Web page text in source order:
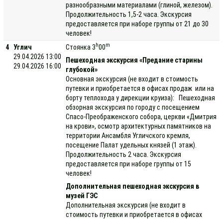
разнообразными материалами (глиной, железом).
Продолжительность 1,5-2 часа. Экскурсия
предоставляется при наборе группы от 21 до 30
человек!
4 Углич
29.04.2026 13:00
29.04.2026 16:00
Стоянка 3 h00m
Пешеходная экскурсия «Предание старины
глубокой»
Основная экскурсия (не входит в стоимость
путевки и приобретается в офисах продаж или на
борту теплохода у дирекции круиза): Пешеходная
обзорная экскурсия по городу с посещением
Спасо-Преображенского собора, церкви «Дмитрия
на крови», осмотр архитектурных памятников на
территории Ансамбля Угличского кремля,
посещение Палат удельных князей (1 этаж).
Продолжительность 2 часа. Экскурсия
предоставляется при наборе группы от 15
человек!
Дополнительная пешеходная экскурсия в
музей ГЭС
Дополнительная экскурсия (не входит в
стоимость путевки и приобретается в офисах